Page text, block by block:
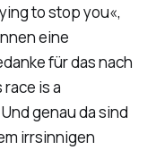
to stop you«,
eine
für das nach
race is a
Und genau da sind
irrsinnigen